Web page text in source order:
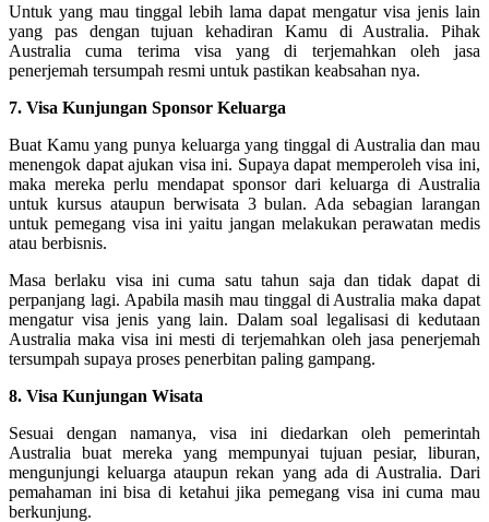
Untuk yang mau tinggal lebih lama dapat mengatur visa jenis lain
yang pas dengan tujuan kehadiran Kamu di Australia. Pihak
Australia cuma terima visa yang di terjemahkan oleh jasa
penerjemah tersumpah resmi untuk pastikan keabsahan nya.
7. Visa Kunjungan Sponsor Keluarga
Buat Kamu yang punya keluarga yang tinggal di Australia dan mau
menengok dapat ajukan visa ini. Supaya dapat memperoleh visa ini,
maka mereka perlu mendapat sponsor dari keluarga di Australia
untuk kursus ataupun berwisata 3 bulan. Ada sebagian larangan
untuk pemegang visa ini yaitu jangan melakukan perawatan medis
atau berbisnis.
Masa berlaku visa ini cuma satu tahun saja dan tidak dapat di
perpanjang lagi. Apabila masih mau tinggal di Australia maka dapat
mengatur visa jenis yang lain. Dalam soal legalisasi di kedutaan
Australia maka visa ini mesti di terjemahkan oleh jasa penerjemah
tersumpah supaya proses penerbitan paling gampang.
8. Visa Kunjungan Wisata
Sesuai dengan namanya, visa ini diedarkan oleh pemerintah
Australia buat mereka yang mempunyai tujuan pesiar, liburan,
mengunjungi keluarga ataupun rekan yang ada di Australia. Dari
pemahaman ini bisa di ketahui jika pemegang visa ini cuma mau
berkunjung.